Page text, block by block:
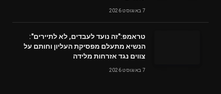
7 באוגוסט 2026
טראמפ:"זה נועד לעבדים, לא לתיירים":
הנשיא מתעלם מפסיקת העליון וחותם על
צווים נגד אזרחות מלידה
7 באוגוסט 2026